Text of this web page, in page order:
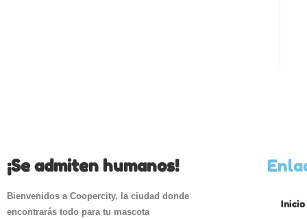
¡Se admiten humanos!
Bienvenidos a Coopercity, la ciudad donde
encontrarás todo para tu mascota
Inicio